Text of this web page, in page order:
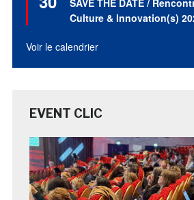
avant
Culture & Innovation(s)
Voir le calendrier
EVENT CLIC